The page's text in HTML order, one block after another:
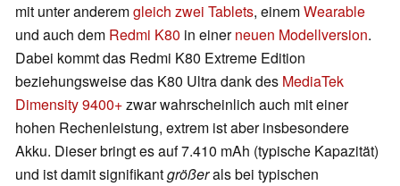
mit unter anderemgleich zwei Tablets, einemWearable
und auch dem Redmi K80 in einerneuen Modellversion.
Dabei kommt das Redmi K80 Extreme Edition
beziehungsweise das K80 Ultra dank des MediaTek
Dimensity 9400+zwar wahrscheinlich auch mit einer
hohen Rechenleistung, extrem ist aber insbesondere
Akku. Dieser bringt es auf 7.410 mAh (typische Kapazität)
und ist damit signifikantgrößerals bei typischen